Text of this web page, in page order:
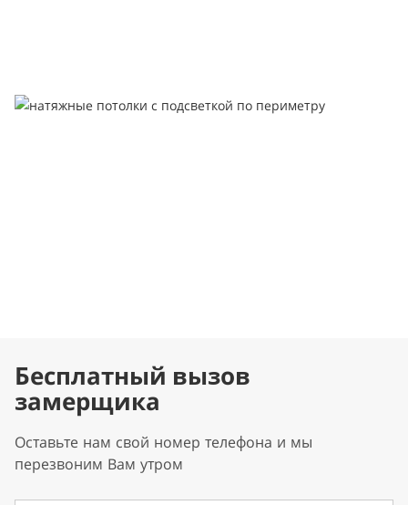
Бесплатный вызов
замерщика
Оставьте нам свой номер телефона и мы
перезвоним Вам утром